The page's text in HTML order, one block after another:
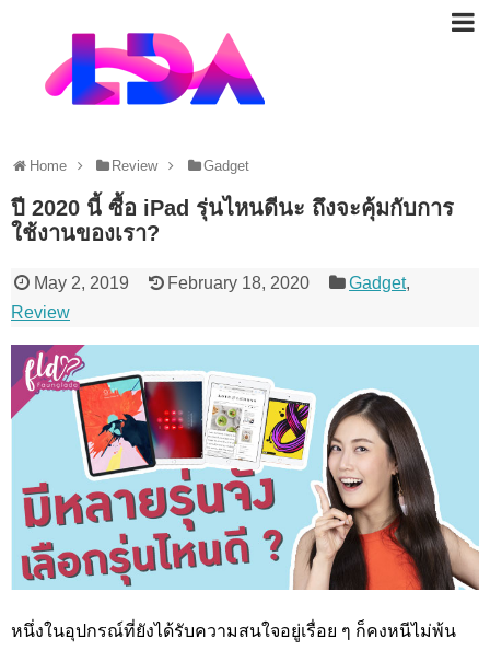
Home Review Gadget
ปี 2020 นี้ ซื้อ iPad รุ่นไหนดีนะ ถึงจะคุ้มกับการ
ใช้งานของเรา?
May 2, 2019 February 18, 2020 Gadget,
Review
หนึ่งในอุปกรณ์ที่ยังได้รับความสนใจอยู่เรื่อย ๆ ก็คงหนีไม่พ้น